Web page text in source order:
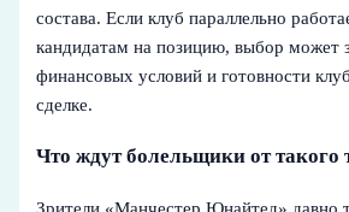
состава. Если клуб параллельно
кандидатам на позицию, выбор может
финансовых условий и готовности
сделке.
Что ждут болельщики от такого